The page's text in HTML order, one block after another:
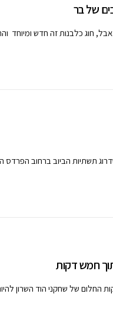
של בר
חוג כלבנות זה חדש ומיוחד
תשתיות הביוב ברחוב
חמש דקות
החלום של שחקני הוד השרון